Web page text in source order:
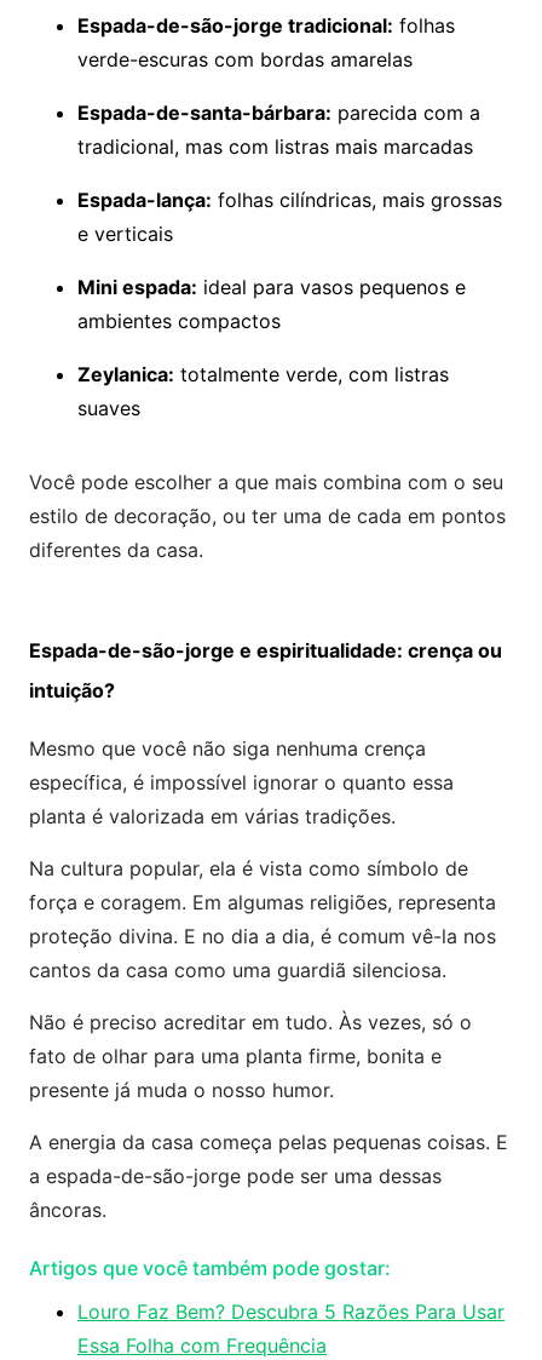
Espada-de-são-jorge tradicional: folhas
verde-escuras com bordas amarelas
Espada-de-santa-bárbara: parecida com a
tradicional, mas com listras mais marcadas
Espada-lança: folhas cilíndricas, mais grossas
e verticais
Mini espada: ideal para vasos pequenos e
ambientes compactos
Zeylanica: totalmente verde, com listras
suaves
Você pode escolher a que mais combina com o seu
estilo de decoração, ou ter uma de cada em pontos
diferentes da casa.
Espada-de-são-jorge e espiritualidade: crença ou
intuição?
Mesmo que você não siga nenhuma crença
específica, é impossível ignorar o quanto essa
planta é valorizada em várias tradições.
Na cultura popular, ela é vista como símbolo de
força e coragem. Em algumas religiões, representa
proteção divina. E no dia a dia, é comum vê-la nos
cantos da casa como uma guardiã silenciosa.
Não é preciso acreditar em tudo. Às vezes, só o
fato de olhar para uma planta firme, bonita e
presente já muda o nosso humor.
A energia da casa começa pelas pequenas coisas. E
a espada-de-são-jorge pode ser uma dessas
âncoras.
Artigos que você também pode gostar:
Louro Faz Bem? Descubra 5 Razões Para Usar
Essa Folha com Frequência